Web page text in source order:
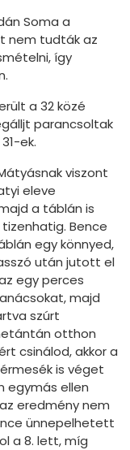
Soma a
nem tudták az
így
a 32 közé
parancsoltak
ek.
viszont
eleve
a táblán is
Bence
egy könnyed,
után jutott el
egy perces
majd
szúrt
otthon
csinálod, akkor a
is véget
egymás ellen
eredmény nem
ünnepelhetett
a 8. lett, míg